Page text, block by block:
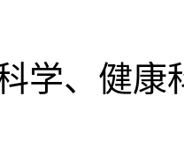
学、健康